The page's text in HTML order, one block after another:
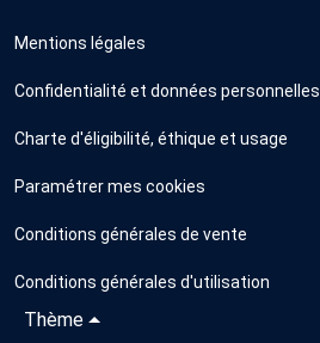
Mentions légales
Confidentialité et données personnelles
Charte d'éligibilité, éthique et usage
Paramétrer mes cookies
Conditions générales de vente
Conditions générales d'utilisation
Thème